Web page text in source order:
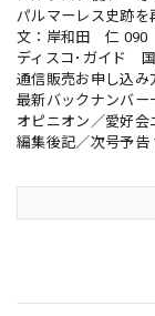
パルマーレス史跡を
文：岸和田 仁 090
ディスコ･ガイド
通信販売お申し込み
最新バックナンバー
オピニオン／愛好会
編集後記／次号予告